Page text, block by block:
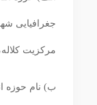
مرکزیت